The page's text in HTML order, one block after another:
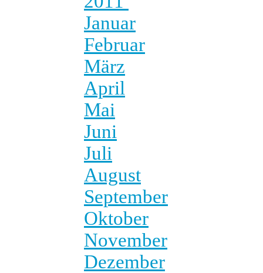
Januar
Februar
März
April
Mai
Juni
Juli
August
September
Oktober
November
Dezember